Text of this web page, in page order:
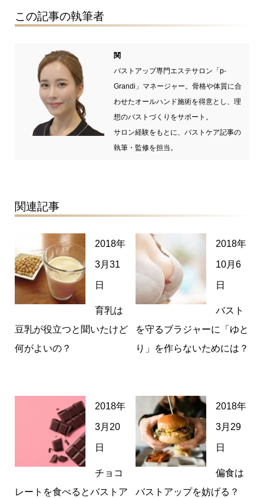
この記事の執筆者
関
バストアップ専門エステサロン「p-
Grandi」マネージャー。骨格や体質に合
わせたオールハンド施術を得意とし、理
想のバストづくりをサポート。
サロン経験をもとに、バストケア記事の
執筆・監修を担当。
関連記事
2018年
3月31
日
育乳は
豆乳が役立つと聞いたけど
何がよいの？
2018年
10月6
日
バスト
を守るブラジャーに「ゆと
り」を作らないためには？
2018年
3月20
日
チョコ
レートを食べるとバストア
2018年
3月29
日
偏食は
バストアップを妨げる？